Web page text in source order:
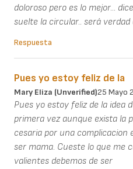
doloroso pero es lo mejor...
suelte la circular.. será verdad
Respuesta
Pues yo estoy feliz de la
Mary Eliza (unverified)25 Mayo
Pues yo estoy feliz de la idea
primera vez aunque exista la
cesaria por una complicacion
ser mama. Cueste lo que me
valientes debemos de ser